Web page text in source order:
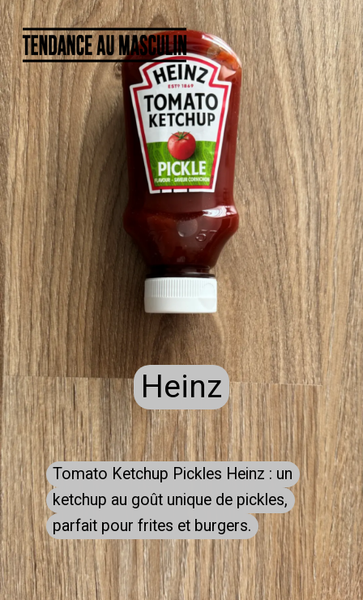
Heinz
Heinz
Tomato Ketchup Pickles Heinz : un
ketchup au goût unique de pickles,
parfait pour frites et burgers.
Tomato Ketchup Pickles Heinz : un
ketchup au goût unique de pickles,
parfait pour frites et burgers.